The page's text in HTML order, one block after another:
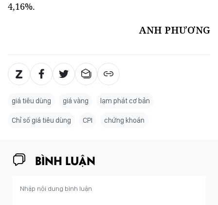
4,16%.
ANH PHƯƠNG
giá tiêu dùng giá vàng lạm phát cơ bản
Chỉ số giá tiêu dùng CPI chứng khoán
BÌNH LUẬN